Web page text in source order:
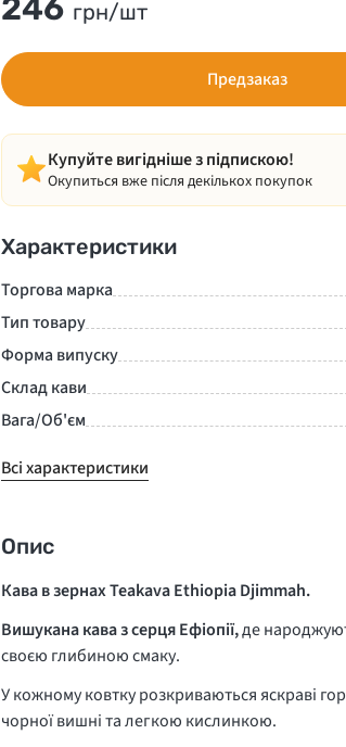
246 грн/шт
Предзаказ
Купуйте вигідніше з підпискою!
Окупиться вже після декількох покупок
Характеристики
Торгова марка
Тип товару
Форма випуску
Склад кави
Вага/Об'єм
Всі характеристики
Опис
Кава в зернах Teakava Ethiopia Djimmah.
Вишукана кава з серця Ефіопії,де
своєю глибиною смаку.
У кожному ковтку розкриваються яскраві
чорної вишні та легкою кислинкою.